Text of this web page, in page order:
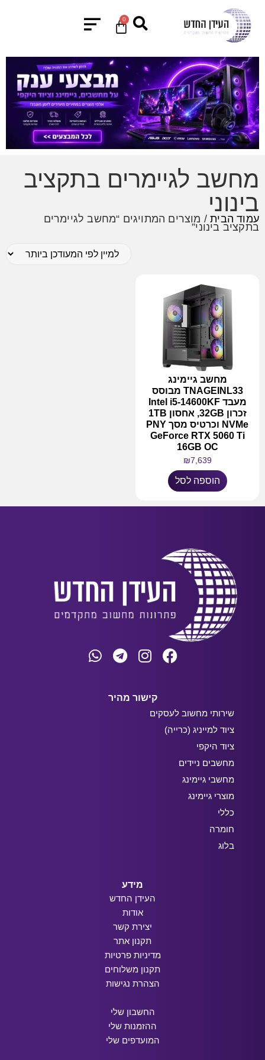
0
מחשב לגיימרים בתקציב
בינוני
עמוד הבית/ מוצרים המתויגים “מחשב לגיימרים
בתקציב בינוני”
מחשב גיימינג
TNAGEINL33 מבוסס
מעבד Intel i5-14600KF
זכרון 32GB, אחסון 1TB
NVMe וכרטיס מסך PNY
GeForce RTX 5060 Ti
16GB OC
₪7,639
הוספה לסל
קישור מהיר
שירותי מחשוב לעסקים
ציוד למייניג (כרייה)
ציוד היקפי
מחשבים ניידים
מחשבי גיימינג
מוצרי גיימינג
כללי
חומרה
בלוג
מידע
העידן החדש
אודות
יצירת קשר
תקנון אתר
מדיניות פרטיות
תקנון משלוחים
הצהרת נגישות
החשבון שלי
ההזמנות שלי
המועדפים שלי